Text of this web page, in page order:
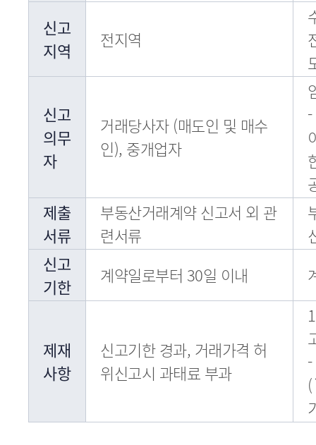
신고
지역
전지역
신고
의무
자
거래당사자 (매도인 및 매수
인), 중개업자
제출
서류
부동산거래계약 신고서 외 관
련서류
신고
기한
계약일로부터 30일 이내
제재
사항
신고기한 경과, 거래가격 허
위신고시 과태료 부과